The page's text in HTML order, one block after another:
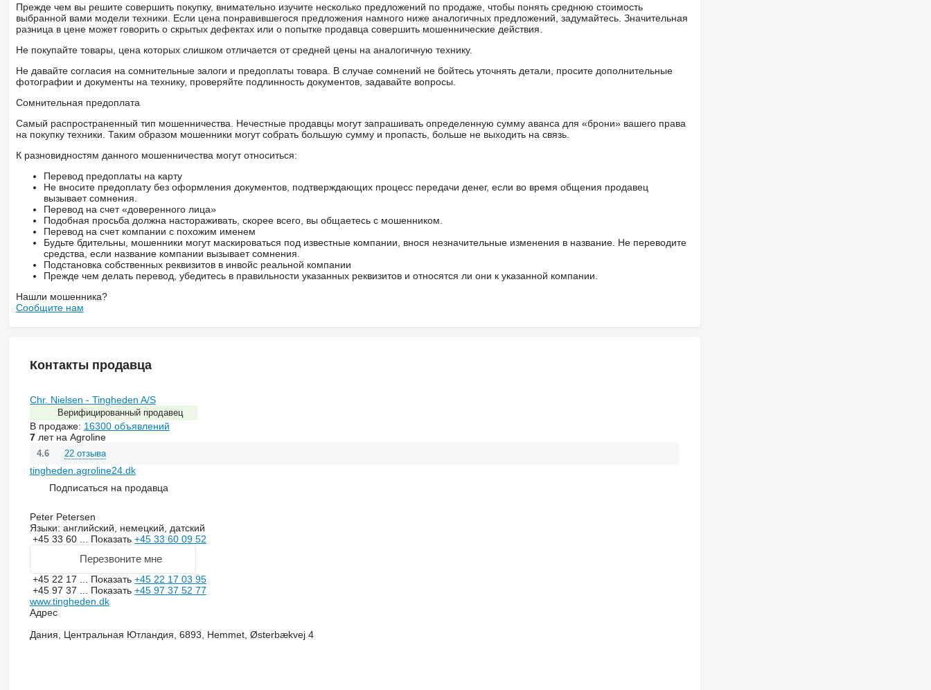
Прежде чем вы решите совершить покупку, внимательно изучите несколько предложений по продаже, чтобы понять среднюю стоимость
выбранной вами модели техники. Если цена понравившегося предложения намного ниже аналогичных предложений, задумайтесь. Значительная
разница в цене может говорить о скрытых дефектах или о попытке продавца совершить мошеннические действия.
Не покупайте товары, цена которых слишком отличается от средней цены на аналогичную технику.
Не давайте согласия на сомнительные залоги и предоплаты товара. В случае сомнений не бойтесь уточнять детали, просите дополнительные
фотографии и документы на технику, проверяйте подлинность документов, задавайте вопросы.
Сомнительная предоплата
Самый распространенный тип мошенничества. Нечестные продавцы могут запрашивать определенную сумму аванса для «брони» вашего права
на покупку техники. Таким образом мошенники могут собрать большую сумму и пропасть, больше не выходить на связь.
К разновидностям данного мошенничества могут относиться:
Перевод предоплаты на карту
Не вносите предоплату без оформления документов, подтверждающих процесс передачи денег, если во время общения продавец
вызывает сомнения.
Перевод на счет «доверенного лица»
Подобная просьба должна настораживать, скорее всего, вы общаетесь с мошенником.
Перевод на счет компании с похожим именем
Будьте бдительны, мошенники могут маскироваться под известные компании, внося незначительные изменения в название. Не переводите
средства, если название компании вызывает сомнения.
Подстановка собственных реквизитов в инвойс реальной компании
Прежде чем делать перевод, убедитесь в правильности указанных реквизитов и относятся ли они к указанной компании.
Нашли мошенника?
Сообщите нам
Контакты продавца
Chr. Nielsen - Tingheden A/S
Верифицированный продавец
В продаже: 16300 объявлений
7лет на Agroline
4.6 22 отзыва
tingheden.agroline24.dk
Подписаться на продавца
Peter Petersen
Языки: английский, немецкий, датский
+45 33 60 ... Показать +45 33 60 09 52
Перезвоните мне
+45 22 17 ... Показать +45 22 17 03 95
+45 97 37 ... Показать +45 97 37 52 77
www.tingheden.dk
Адрес
Дания, Центральная Ютландия, 6893, Hemmet, Østerbækvej 4